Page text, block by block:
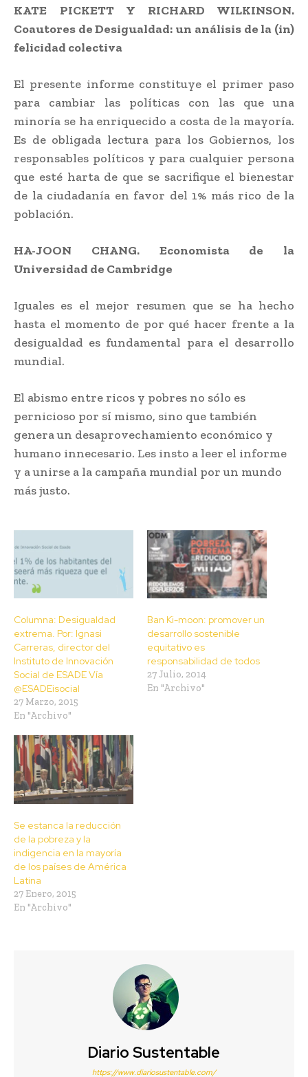
KATE PICKETT Y RICHARD WILKINSON.
Coautores de Desigualdad: un análisis de la (in)
felicidad colectiva
El presente informe constituye el primer paso
para cambiar las políticas con las que una
minoría se ha enriquecido a costa de la mayoría.
Es de obligada lectura para los Gobiernos, los
responsables políticos y para cualquier persona
que esté harta de que se sacrifique el bienestar
de la ciudadanía en favor del 1% más rico de la
población.
HA-JOON CHANG. Economista de la
Universidad de Cambridge
Iguales es el mejor resumen que se ha hecho
hasta el momento de por qué hacer frente a la
desigualdad es fundamental para el desarrollo
mundial.
El abismo entre ricos y pobres no sólo es
pernicioso por sí mismo, sino que también
genera un desaprovechamiento económico y
humano innecesario. Les insto a leer el informe
y a unirse a la campaña mundial por un mundo
más justo.
Columna: Desigualdad
extrema. Por: Ignasi
Carreras, director del
Instituto de Innovación
Social de ESADE Vía
@ESADEisocial
27 Marzo, 2015
En "Archivo"
Ban Ki-moon: promover un
desarrollo sostenible
equitativo es
responsabilidad de todos
27 Julio, 2014
En "Archivo"
Se estanca la reducción
de la pobreza y la
indigencia en la mayoría
de los países de América
Latina
27 Enero, 2015
En "Archivo"
Diario Sustentable
https://www.diariosustentable.com/